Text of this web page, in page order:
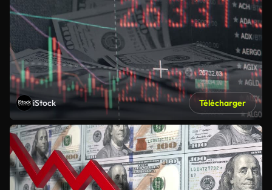
iStock Télécharger